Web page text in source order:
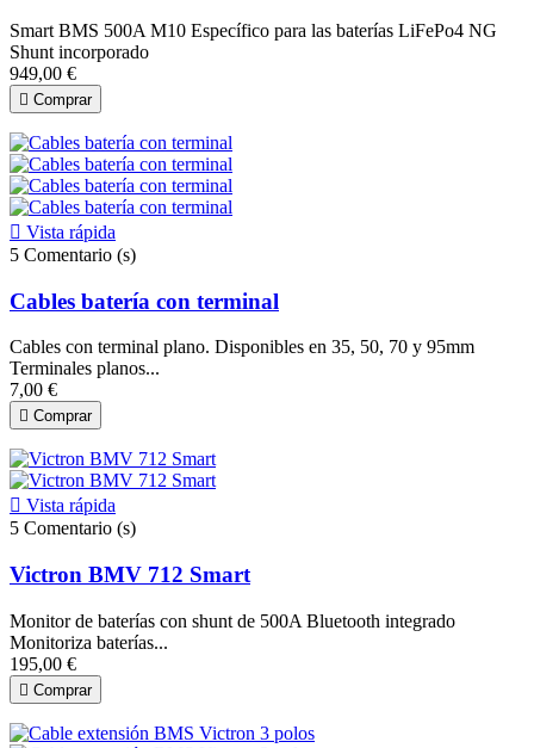
Smart BMS 500A M10 Específico para las baterías LiFePo4 NG
Shunt incorporado
949,00 €
 Comprar
 Vista rápida
5 Comentario (s)
Cables batería con terminal
Cables con terminal plano. Disponibles en 35, 50, 70 y 95mm
Terminales planos...
7,00 €
 Comprar
 Vista rápida
5 Comentario (s)
Victron BMV 712 Smart
Monitor de baterías con shunt de 500A Bluetooth integrado
Monitoriza baterías...
195,00 €
 Comprar